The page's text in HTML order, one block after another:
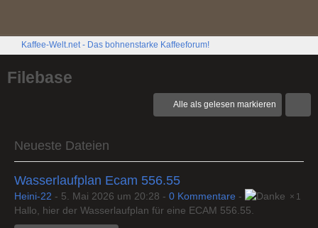
Kaffee-Welt.net - Das bohnenstarke Kaffeeforum!
Filebase
Alle als gelesen markieren
Neueste Dateien
Wasserlaufplan Ecam 556.55
Heini-22 - 5. Mai 2026 um 20:28 - 0 Kommentare - 1
Hallo, hier der Wasserlaufplan für eine ECAM 556.55.